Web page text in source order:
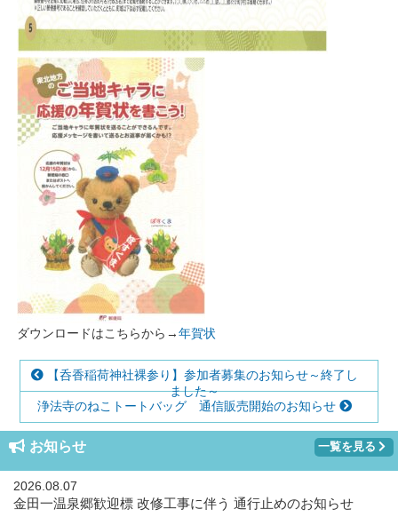
ダウンロードはこちらから→年賀状
【呑香稲荷神社裸参り】参加者募集のお知らせ～終了し
ました～
浄法寺のねこトートバッグ 通信販売開始のお知らせ
お知らせ 一覧を見る
2026.08.07
金田一温泉郷歓迎標 改修工事に伴う 通行止めのお知らせ